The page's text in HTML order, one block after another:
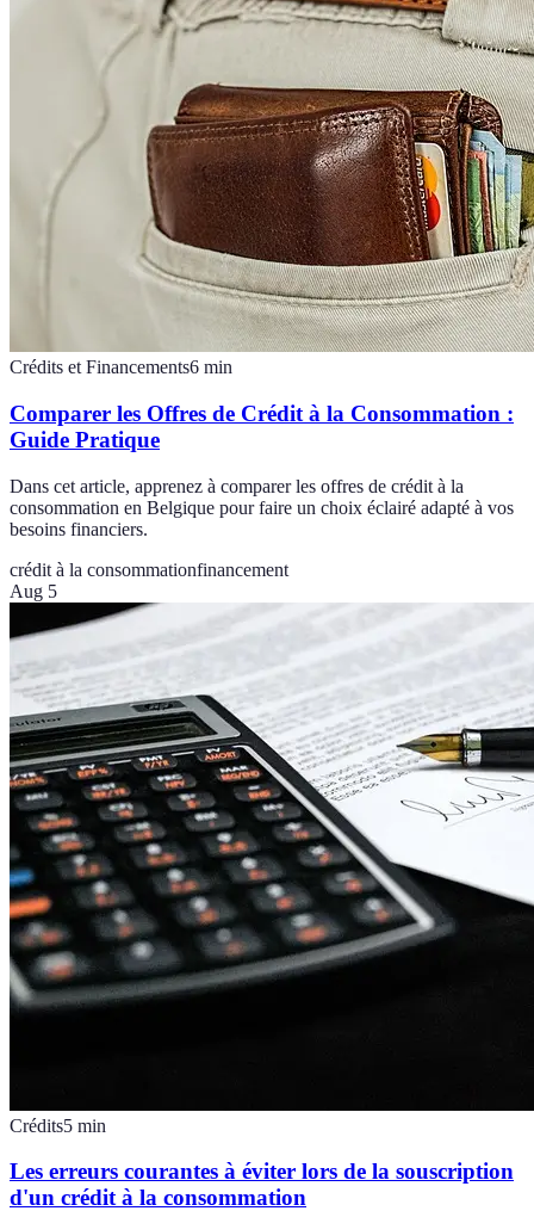
Crédits et Financements6 min
Comparer les Offres de Crédit à la Consommation :
Guide Pratique
Dans cet article, apprenez à comparer les offres de crédit à la
consommation en Belgique pour faire un choix éclairé adapté à vos
besoins financiers.
crédit à la consommationfinancement
Aug 5
Crédits5 min
Les erreurs courantes à éviter lors de la souscription
d'un crédit à la consommation